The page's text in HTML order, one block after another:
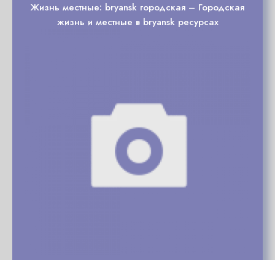
Жизнь местные: bryansk городская – Городская
жизнь и местные в bryansk ресурсах